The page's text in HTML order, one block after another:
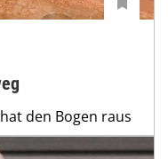
den Bogen raus